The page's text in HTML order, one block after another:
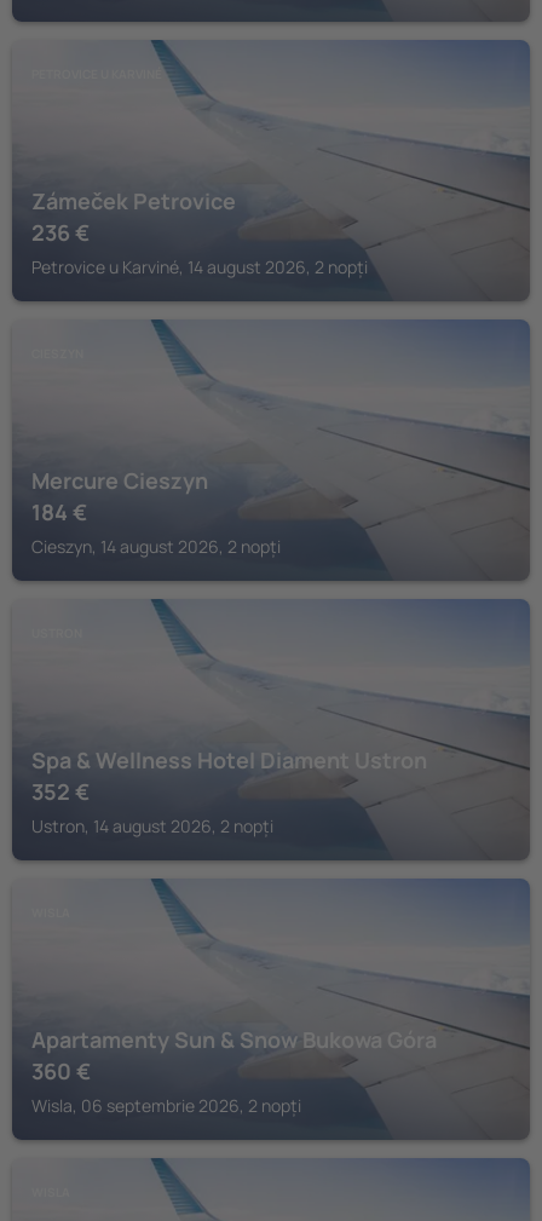
Zámeček Petrovice
236 €
Petrovice u Karviné, 14 august 2026, 2 nopți
Mercure Cieszyn
184 €
Cieszyn, 14 august 2026, 2 nopți
Spa & Wellness Hotel Diament Ustron
352 €
Ustron, 14 august 2026, 2 nopți
Apartamenty Sun & Snow Bukowa Góra
360 €
Wisla, 06 septembrie 2026, 2 nopți